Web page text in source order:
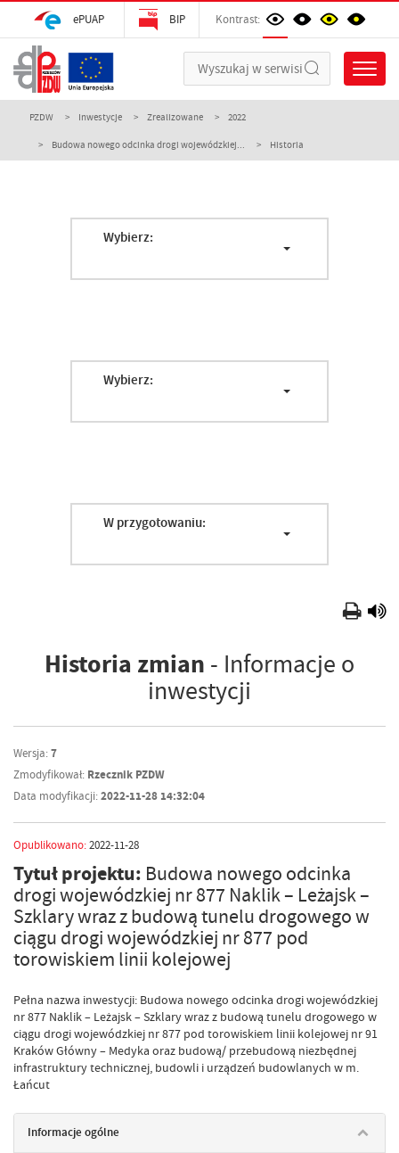
ePUAP BIP Kontrast:
PZDW Inwestycje Zrealizowane 2022
Budowa nowego odcinka drogi wojewódzkiej... Historia
Wybierz:
Wybierz:
W przygotowaniu:
Historia zmian - Informacje o
inwestycji
Wersja:7
Zmodyfikował: Rzecznik PZDW
Data modyfikacji:2022-11-28 14:32:04
Opublikowano:2022-11-28
Tytuł projektu: Budowa nowego odcinka
drogi wojewódzkiej nr 877 Naklik – Leżajsk –
Szklary wraz z budową tunelu drogowego w
ciągu drogi wojewódzkiej nr 877 pod
torowiskiem linii kolejowej
Pełna nazwa inwestycji: Budowa nowego odcinka drogi wojewódzkiej
nr 877 Naklik – Leżajsk – Szklary wraz z budową tunelu drogowego w
ciągu drogi wojewódzkiej nr 877 pod torowiskiem linii kolejowej nr 91
Kraków Główny – Medyka oraz budową/ przebudową niezbędnej
infrastruktury technicznej, budowli i urządzeń budowlanych w m.
Łańcut
Informacje ogólne